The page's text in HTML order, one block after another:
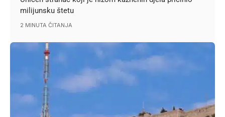
milijunsku štetu
2 MINUTA ČITANJA